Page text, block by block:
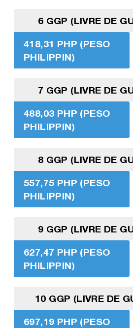
6 GGP (LIVRE DE
418,31 PHP (PESO
PHILIPPIN)
7 GGP (LIVRE DE
488,03 PHP (PESO
PHILIPPIN)
8 GGP (LIVRE DE
557,75 PHP (PESO
PHILIPPIN)
9 GGP (LIVRE DE
627,47 PHP (PESO
PHILIPPIN)
10 GGP (LIVRE DE
697,19 PHP (PESO